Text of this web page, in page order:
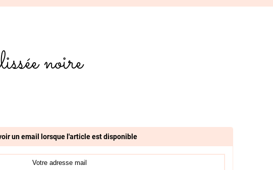
noire
un email lorsque l'article est disponible